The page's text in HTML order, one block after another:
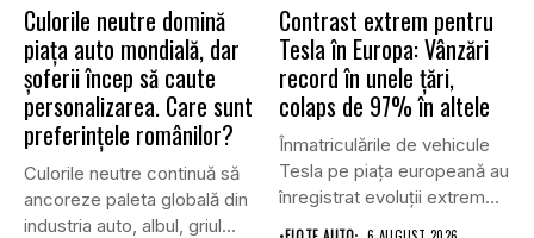
Culorile neutre domină
piața auto mondială, dar
șoferii încep să caute
personalizarea. Care sunt
preferințele românilor?
Culorile neutre continuă să
ancoreze paleta globală din
industria auto, albul, griul...
Contrast extrem pentru
Tesla în Europa: Vânzări
record în unele țări,
colaps de 97% în altele
Înmatriculările de vehicule
Tesla pe piața europeană au
înregistrat evoluții extrem
de...